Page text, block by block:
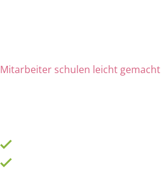
Mitarbeiter schulen leicht gemacht